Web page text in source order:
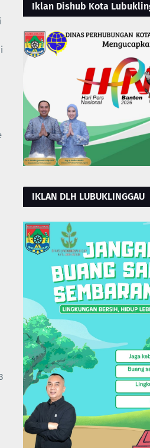
Iklan Dishub Kota
IKLAN DLH LUBUKLINGGAU